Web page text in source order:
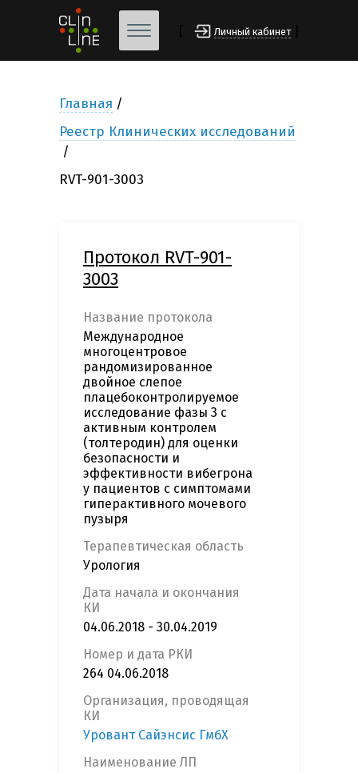
Личный кабинет
Главная
Реестр Клинических исследований
RVT-901-3003
Протокол RVT-901-
3003
Название протокола
Международное
многоцентровое
рандомизированное
двойное слепое
плацебоконтролируемое
исследование фазы 3 с
активным контролем
(толтеродин) для оценки
безопасности и
эффективности вибегрона
у пациентов с симптомами
гиперактивного мочевого
пузыря
Терапевтическая область
Урология
Дата начала и окончания
КИ
04.06.2018 - 30.04.2019
Номер и дата РКИ
264 04.06.2018
Организация, проводящая
КИ
Уровант Сайэнсис ГмбХ
Наименование ЛП